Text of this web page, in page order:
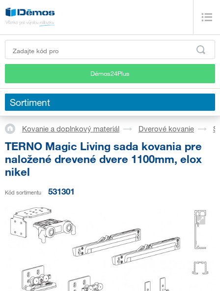
Démos24Plus
Sortiment
Kovanie a doplnkový materiál Dverové kovanie
TERNO Magic Living sada kovania pre
naložené drevené dvere 1100mm, elox
nikel
Kód sortimentu 531301